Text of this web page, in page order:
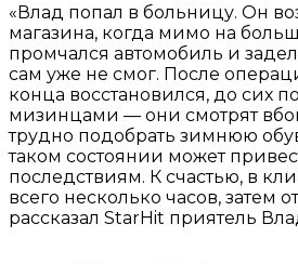
«Влад попал в больницу. Он
магазина, когда мимо на
промчался автомобиль и
сам уже не смог. После
конца восстановился, до сих
мизинцами — они смотрят
трудно подобрать зимнюю
таком состоянии может
последствиям. К счастью, в
всего несколько часов, затем
рассказал StarHit приятель